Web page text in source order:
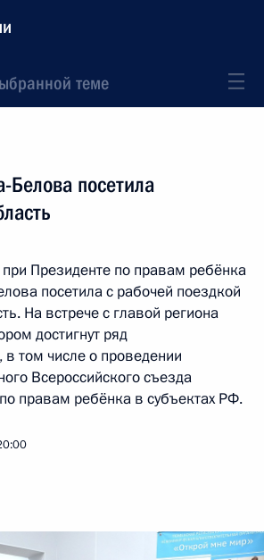
теме
посетила
Президенте по правам ребёнка
посетила с рабочей поездкой
На встрече с главой региона
достигнут ряд
в том числе о проведении
Всероссийского съезда
правам ребёнка в субъектах РФ.